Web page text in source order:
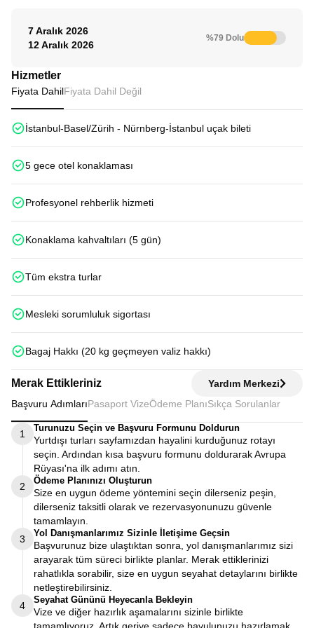
7 Aralık 2026
12 Aralık 2026
%79 Dolu
Hizmetler
Fiyata DahilFiyata Dahil Değil
İstanbul-Basel/Zürih - Nürnberg-İstanbul uçak bileti
5 gece otel konaklaması
Profesyonel rehberlik hizmeti
Konaklama kahvaltıları (5 gün)
Tüm ekstra turlar
Mesleki sorumluluk sigortası
Bagaj Hakkı (20 kg geçmeyen valiz hakkı)
Merak Ettikleriniz
Yardım Merkezi
Başvuru AdımlarıPasaport VizeÖdeme Planı Sıkça Sorulanlar
1
Turunuzu Seçin ve Başvuru Formunu Doldurun
Yurtdışı turları sayfamızdan hayalini kurduğunuz rotayı
seçin. Ardından kısa başvuru formunu doldurarak Avrupa
Rüyası'na ilk adımı atın.
2
Ödeme Planınızı Oluşturun
Size en uygun ödeme yöntemini seçin dilerseniz peşin,
dilerseniz taksitli olarak ve rezervasyonunuzu güvenle
tamamlayın.
3
Yol Danışmanlarımız Sizinle İletişime Geçsin
Başvurunuz bize ulaştıktan sonra, yol danışmanlarımız sizi
arayarak tüm süreci birlikte planlar. Merak ettiklerinizi
rahatlıkla sorabilir, size en uygun seyahat detaylarını birlikte
netleştirebilirsiniz.
4
Seyahat Gününü Heyecanla Bekleyin
Vize ve diğer hazırlık aşamalarını sizinle birlikte